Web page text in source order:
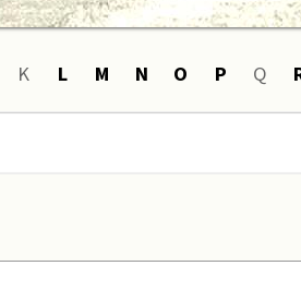
K L M N O P Q